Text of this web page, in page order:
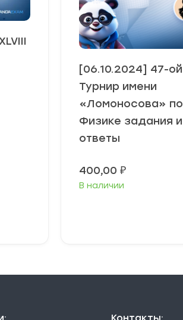
[06.10.2024] 47-ой
Турнир имени
«Ломоносова» по
Физике задания и
ответы
400,00 ₽
В наличии